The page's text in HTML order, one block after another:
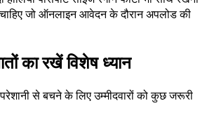
चाहिए जो ऑनलाइन आवेदन के दौरान अपलोड की
का रखें विशेष ध्यान
परेशानी से बचने के लिए उम्मीदवारों को कुछ जरूरी